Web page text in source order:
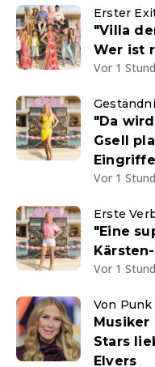
Erster
"Villa
Wer ist
Vor 1
"Da
Gsell
Eingriffe
Vor 1
Erste
"Eine
Vor 1
Von
Musiker
Stars
Elvers